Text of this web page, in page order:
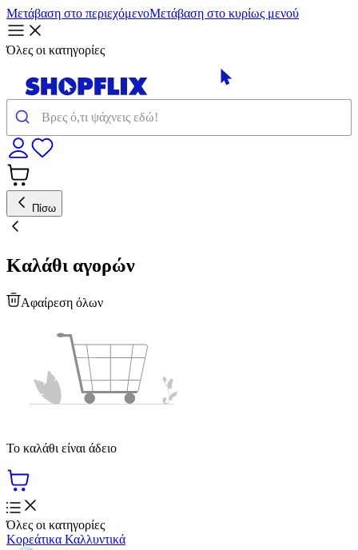
Μετάβαση στο περιεχόμενοΜετάβαση στο κυρίως μενού
Όλες οι κατηγορίες
Πίσω
Καλάθι αγορών
Αφαίρεση όλων
Το καλάθι είναι άδειο
Όλες οι κατηγορίες
Κορεάτικα Καλλυντικά